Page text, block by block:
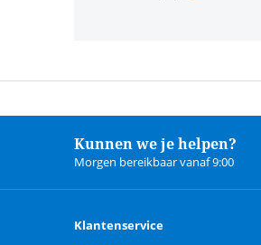
Kunnen we je helpen?
Morgen bereikbaar vanaf 9:00
Klantenservice